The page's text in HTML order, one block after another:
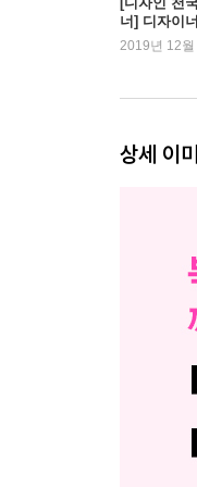
3부│누가
4. 사운드
8. 전시
9. 카페
10. 미술
11. 브랜
12. 장인
13. 게임
14. 가구
너] 디자이
럽 디자인의
2019년 12월
상세 이